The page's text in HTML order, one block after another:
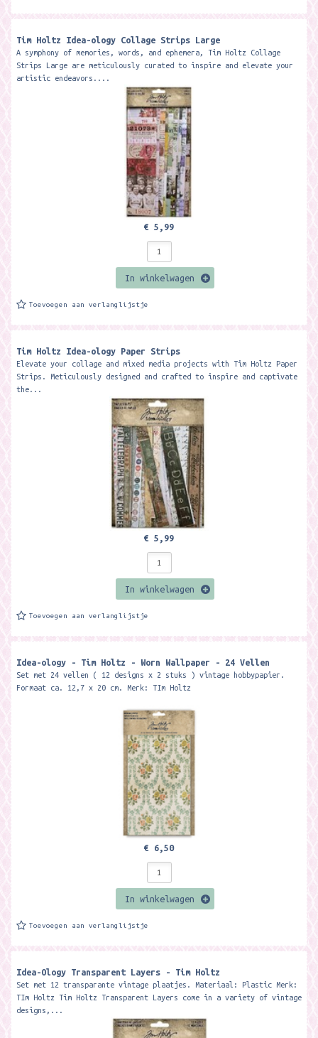
Tim Holtz Idea-ology Collage Strips Large
A symphony of memories, words, and ephemera, Tim Holtz Collage
Strips Large are meticulously curated to inspire and elevate your
artistic endeavors....
€ 5,99
In winkelwagen
Toevoegen aan verlanglijstje
Tim Holtz Idea-ology Paper Strips
Elevate your collage and mixed media projects with Tim Holtz Paper
Strips. Meticulously designed and crafted to inspire and captivate
the...
€ 5,99
In winkelwagen
Toevoegen aan verlanglijstje
Idea-ology - Tim Holtz - Worn Wallpaper - 24 Vellen
Set met 24 vellen ( 12 designs x 2 stuks ) vintage hobbypapier.
Formaat ca. 12,7 x 20 cm. Merk: TIm Holtz
€ 6,50
In winkelwagen
Toevoegen aan verlanglijstje
Idea-Ology Transparent Layers - Tim Holtz
Set met 12 transparante vintage plaatjes. Materiaal: Plastic Merk:
TIm Holtz Tim Holtz Transparent Layers come in a variety of vintage
designs,...